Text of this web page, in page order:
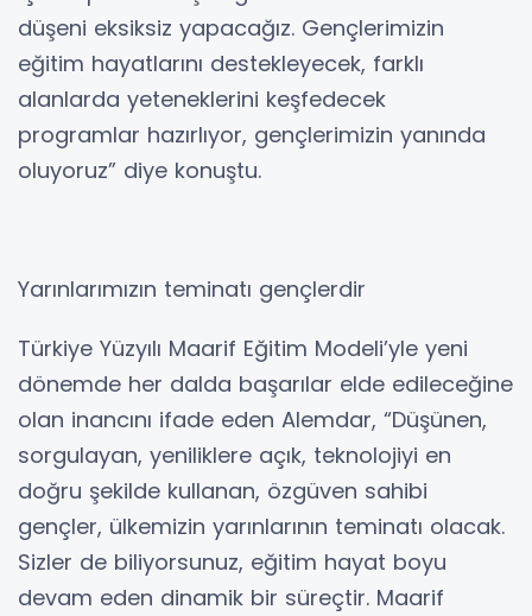
düşeni eksiksiz yapacağız. Gençlerimizin
eğitim hayatlarını destekleyecek, farklı
alanlarda yeteneklerini keşfedecek
programlar hazırlıyor, gençlerimizin yanında
oluyoruz” diye konuştu.
Yarınlarımızın teminatı gençlerdir
Türkiye Yüzyılı Maarif Eğitim Modeli’yle yeni
dönemde her dalda başarılar elde edileceğine
olan inancını ifade eden Alemdar, “Düşünen,
sorgulayan, yeniliklere açık, teknolojiyi en
doğru şekilde kullanan, özgüven sahibi
gençler, ülkemizin yarınlarının teminatı olacak.
Sizler de biliyorsunuz, eğitim hayat boyu
devam eden dinamik bir süreçtir. Maarif